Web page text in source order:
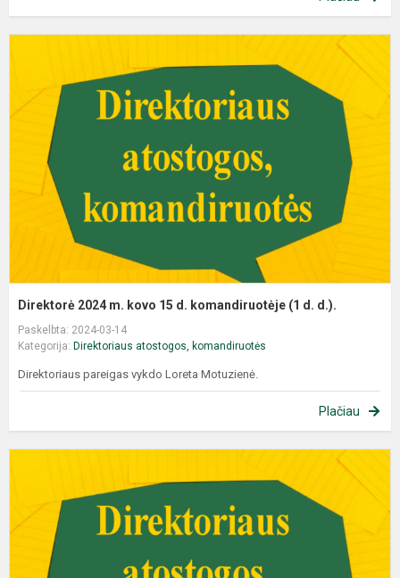
Direktorė 2024 m. kovo 15 d. komandiruotėje (1 d. d.).
Paskelbta: 2024-03-14
Kategorija: Direktoriaus atostogos, komandiruotės
Direktoriaus pareigas vykdo Loreta Motuzienė.
Plačiau